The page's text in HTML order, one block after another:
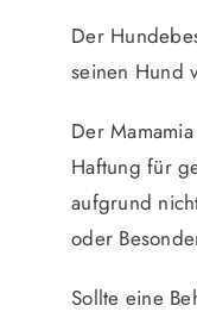
Der
seinen Hund
Der
Haftung für
aufgrund
oder
Sollte eine